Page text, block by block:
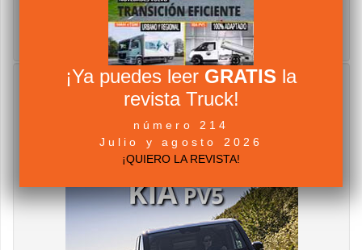
¡Ya puedes leer GRATIS la
revista Truck!
número 214
Julio y agosto 2026
¡QUIERO LA REVISTA!